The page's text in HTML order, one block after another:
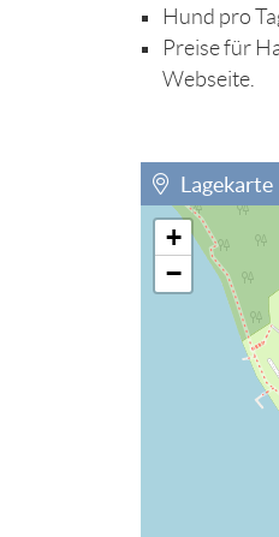
Hund pro
Preise für
Webseite.
Lagekarte
Sie müssen
eingebettete
Cookies jetzt
+
−